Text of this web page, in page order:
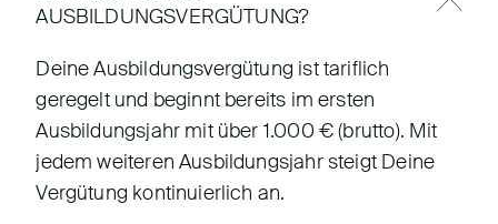
AUSBILDUNGSVERGÜTUNG?
Deine Ausbildungsvergütung ist tariflich
geregelt und beginnt bereits im ersten
Ausbildungsjahr mit über 1.000 € (brutto). Mit
jedem weiteren Ausbildungsjahr steigt Deine
Vergütung kontinuierlich an.